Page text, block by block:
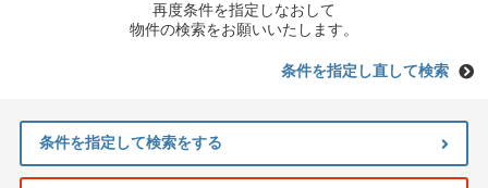
再度条件を指定しなおして
物件の検索をお願いいたします。
条件を指定し直して検索
条件を指定して検索をする